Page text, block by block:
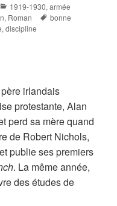
Categories
1919-1930,armée
, Roman Tags
bonne
,discipline
irlandais
protestante, Alan
perd sa mère quand
de Robert Nichols,
publie ses premiers
. La même année,
des études de